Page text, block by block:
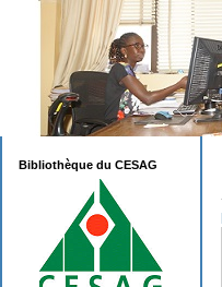
Bibliothèque du CESAG